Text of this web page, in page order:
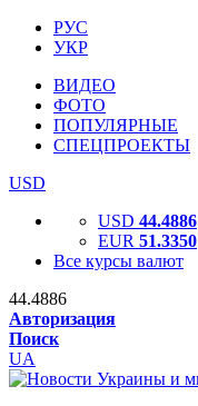
РУС
УКР
ВИДЕО
ФОТО
ПОПУЛЯРНЫЕ
СПЕЦПРОЕКТЫ
USD
USD 44.4886
EUR 51.3350
Все курсы валют
44.4886
Авторизация
Поиск
UA